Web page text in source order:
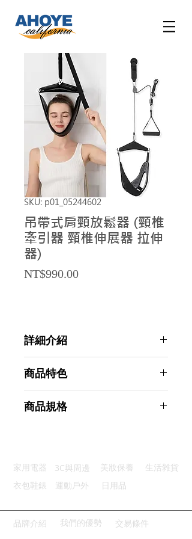
SKU: p01_05244602
吊帶式肩頸放鬆器 (頸椎
牽引器 頸椎伸展器 拉伸
器)
NT$990.00Price
詳細介紹
商品特色
面部貼合：貼合設計增加舒適感
商品規格
主要材質：皮革
商品尺寸：14.1*20.5*7.5cm
產地名稱：中國大陸
代理商：亞桓有限公司
家用電器 3C與周邊 美妝保養
生活雜貨
衣包鞋錶
運動戶外 日用品
品牌介紹 我們的優勢 交易條件